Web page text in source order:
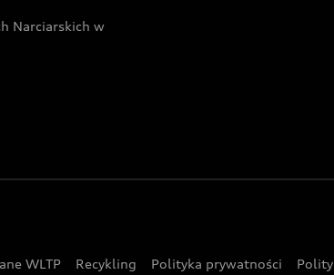
Narciarskich w
WLTP Recykling Polityka prywatności